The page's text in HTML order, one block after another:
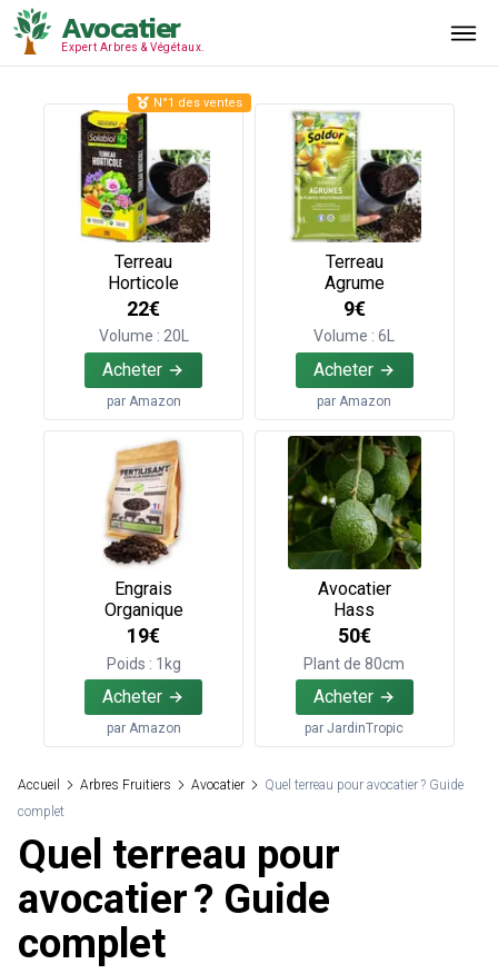
Avocatier
Expert Arbres & Végétaux.
Terreau
Horticole
22€
Volume : 20L
Acheter
par Amazon
N°1 des ventes
Terreau
Agrume
9€
Volume : 6L
Acheter
par Amazon
Engrais
Organique
19€
Poids : 1kg
Acheter
par Amazon
Avocatier
Hass
50€
Plant de 80cm
Acheter
parJardinTropic
Accueil Arbres Fruitiers Avocatier
Quel terreau pour avocatier ? Guide
complet
Quel terreau pour
avocatier ? Guide
complet